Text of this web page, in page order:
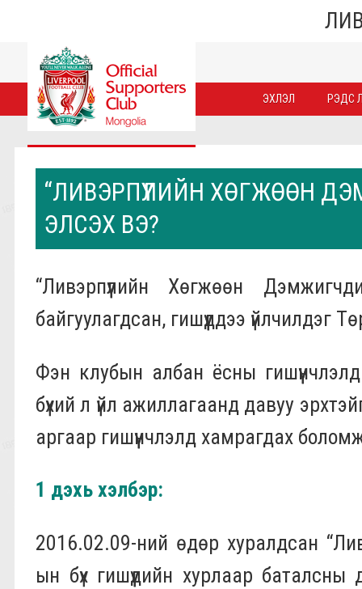
ЭХЛЭЛ РЭДС
“ЛИВЭРПҮҮЛИЙН ХӨГЖӨӨН
ЭЛСЭХ ВЭ?
“Ливэрпүүлийн Хөгжөөн
байгуулагдсан, гишүүддээ үйлчилдэг
Фэн клубын албан ёсны гишүүнчлэлд
бүхий л үйл ажиллагаанд давуу
аргаар гишүүнчлэлд хамрагдах
1 дэхь хэлбэр:
2016.02.09-ний өдөр хуралдсан
ын бүх гишүүдийн хурлаар